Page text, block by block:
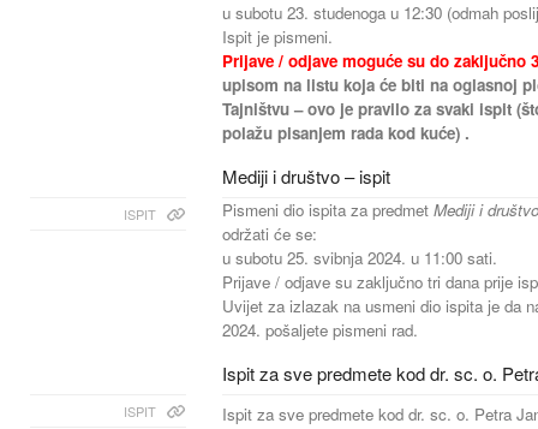
u subotu 23. studenoga u 12:30 (odmah
Ispit je pismeni.
Prijave / odjave moguće su do
upisom na listu koja će biti na oglasnoj
Tajništvu – ovo je pravilo za svaki ispit
polažu pisanjem rada kod kuće) .
Mediji i društvo – ispit
ISPIT Pismeni dio ispita za predmet Mediji i
održati će se:
u subotu 25. svibnja 2024. u 11:00 sati.
Prijave / odjave su zaključno tri dana prije
Uvijet za izlazak na usmeni dio ispita je da
2024. pošaljete pismeni rad.
Ispit za sve predmete kod dr. sc. o.
ISPIT
Ispit za sve predmete kod dr. sc. o. Petra